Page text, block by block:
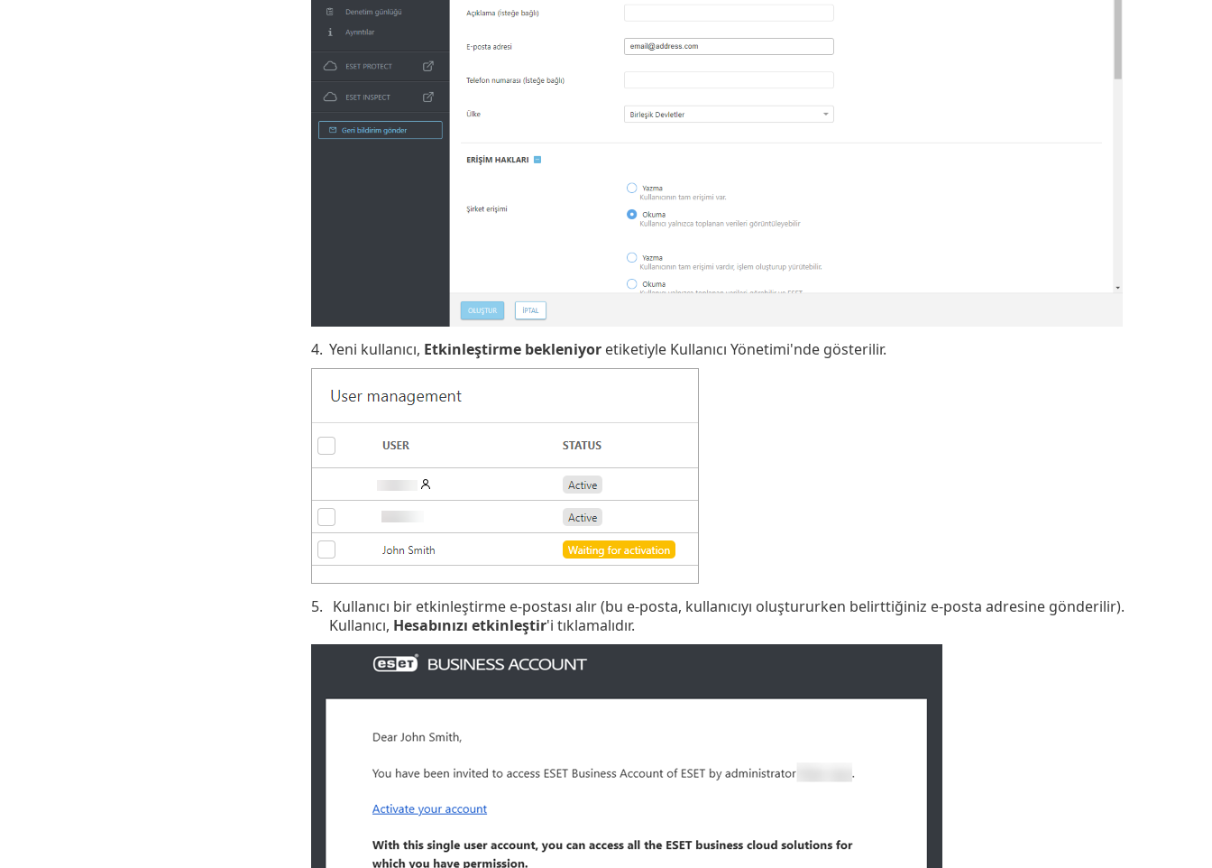
4. Yeni kullanıcı, Etkinleştirme bekleniyoretiketiyle Kullanıcı Yönetimi'nde gösterilir.
5. Kullanıcı bir etkinleştirme e-postası alır (bu e-posta, kullanıcıyı oluştururken belirttiğiniz e-posta adresine gönderilir).
Kullanıcı, Hesabınızı etkinleştir'i tıklamalıdır.